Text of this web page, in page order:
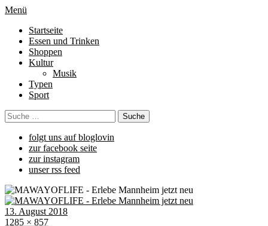
Menü
Startseite
Essen und Trinken
Shoppen
Kultur
Musik
Typen
Sport
folgt uns auf bloglovin
zur facebook seite
zur instagram
unser rss feed
13. August 2018
1285 × 857